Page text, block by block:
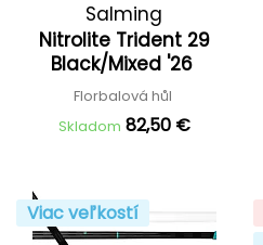
Salming
Nitrolite Trident 29
Black/Mixed '26
Florbalová hůl
Skladom 82,50 €
Viac veľkostí